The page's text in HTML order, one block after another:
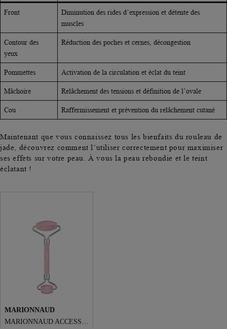
Front
Diminution des rides d’expression et détente des
muscles
Contour des
yeux
Réduction des poches et cernes, décongestion
Pommettes Activation de la circulation et éclat du teint
Mâchoire Relâchement des tensions et définition de l’ovale
Cou Raffermissement et prévention du relâchement cutané
Maintenant que vous connaissez tous les bienfaits du rouleau de
jade, découvrez comment l’utiliser correctement pour maximiser
ses effets sur votre peau. À vous la peau rebondie et le teint
éclatant !
MARIONNAUD
MARIONNAUD ACCESSOIRES